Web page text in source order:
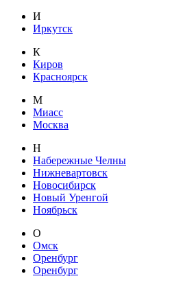
И
Иркутск
К
Киров
Красноярск
М
Миасс
Москва
Н
Набережные Челны
Нижневартовск
Новосибирск
Новый Уренгой
Ноябрьск
О
Омск
Оренбург
Оренбург